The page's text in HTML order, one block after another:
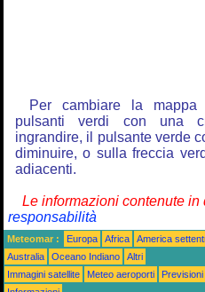
Per cambiare la
pulsanti verdi con una
ingrandire, il pulsante verde
diminuire, o sulla freccia
adiacenti.
Le informazioni contenute
responsabilità
Meteomar : Europa Africa America
Australia
Oceano Indiano
Altri
Immagini satellite
Meteo aeroporti